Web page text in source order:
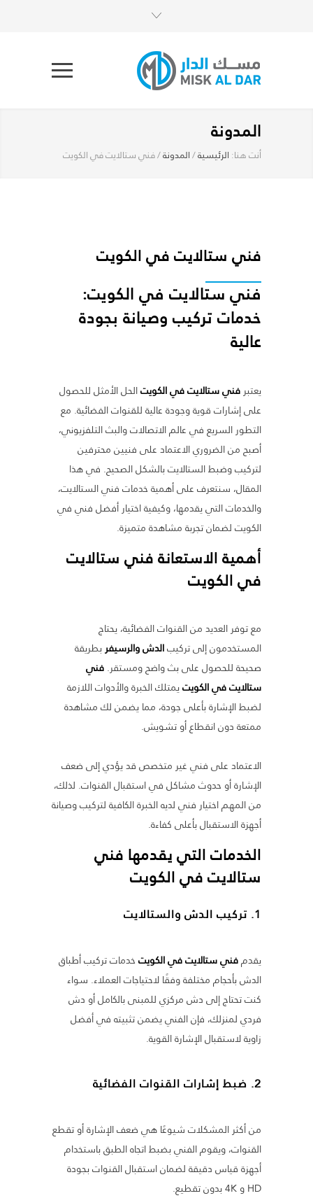
المدونة
أنت هنا: الرئيسية/المدونة/فني ستالايت في الكويت
فني ستالايت في الكويت
فني ستالايت في الكويت:
خدمات تركيب وصيانة بجودة
عالية
يعتبرفني ستالايت في الكويتالحل الأمثل للحصول
على إشارات قوية وجودة عالية للقنوات الفضائية. مع
التطور السريع في عالم الاتصالات والبث التلفزيوني،
أصبح من الضروري الاعتماد على فنيين محترفين
لتركيب وضبط الستالايت بالشكل الصحيح. في هذا
المقال، سنتعرف على أهمية خدمات فني الستالايت،
والخدمات التي يقدمها، وكيفية اختيار أفضل فني في
الكويت لضمان تجربة مشاهدة متميزة.
أهمية الاستعانةفني ستالايت
في الكويت
مع توفر العديد من القنوات الفضائية، يحتاج
المستخدمون إلى تركيبالدش والرسيفربطريقة
صحيحة للحصول على بث واضح ومستقر.فني
ستالايت في الكويتيمتلك الخبرة والأدوات اللازمة
لضبط الإشارة بأعلى جودة، مما يضمن لك مشاهدة
ممتعة دون انقطاع أو تشويش.
الاعتماد على فني غير متخصص قد يؤدي إلى ضعف
الإشارة أو حدوث مشاكل في استقبال القنوات. لذلك،
من المهم اختيار فني لديه الخبرة الكافية لتركيب وصيانة
أجهزة الاستقبال بأعلى كفاءة.
الخدمات التي يقدمها فني
ستالايت في الكويت
1. تركيب الدش والستالايت
يقدمفني ستالايت في الكويتخدمات تركيب أطباق
الدش بأحجام مختلفة وفقًا لاحتياجات العملاء. سواء
كنت تحتاج إلى دش مركزي للمبنى بالكامل أو دش
فردي لمنزلك، فإن الفني يضمن تثبيته في أفضل
زاوية لاستقبال الإشارة القوية.
2. ضبط إشارات القنوات الفضائية
من أكثر المشكلات شيوعًا هي ضعف الإشارة أو تقطع
القنوات، ويقوم الفني بضبط اتجاه الطبق باستخدام
أجهزة قياس دقيقة لضمان استقبال القنوات بجودة
HD و 4K بدون تقطيع.